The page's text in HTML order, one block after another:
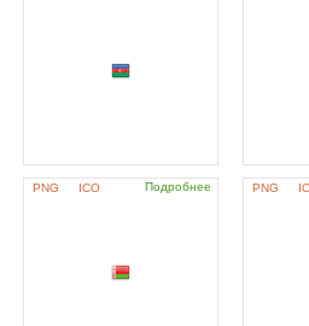
PNG ICO Подробнее PNG